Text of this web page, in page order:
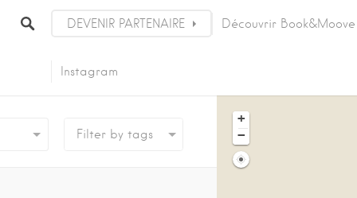
DEVENIR PARTENAIRE Découvrir Book&Moove
Instagram
+
−